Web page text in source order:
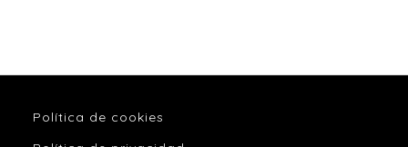
Política de cookies